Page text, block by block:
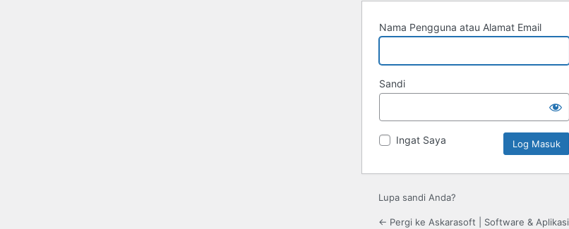
Nama Pengguna atau Alamat Email
Sandi
Ingat Saya
Lupa sandi Anda?
← Pergi ke Askarasoft | Software & Aplikasi